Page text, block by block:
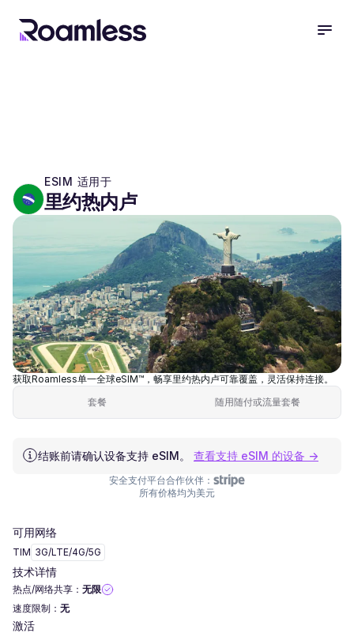
ESIM 适用于
里约热内卢
获取Roamless单一全球eSIM™，畅享里约热内卢可靠覆盖，灵活保持连接。
套餐
随用随付或流量套餐
结账前请确认设备支持 eSIM。 查看支持 eSIM 的设备 →
安全支付平台合作伙伴：
所有价格均为美元
可用网络
TIM 3G/LTE/4G/5G
技术详情
热点/网络共享： 无限
速度限制： 无
激活